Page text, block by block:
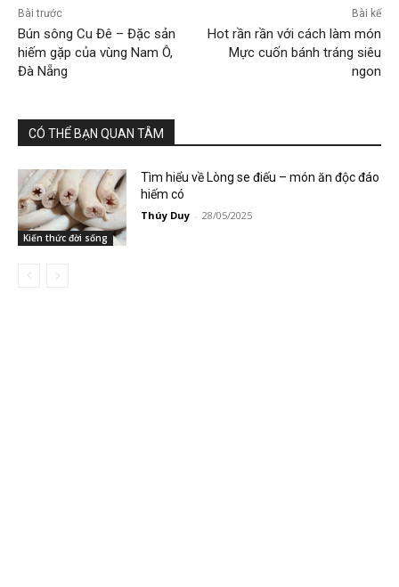
Bài trước
Bún sông Cu Đê – Đặc sản
hiếm gặp của vùng Nam Ô,
Đà Nẵng
Bài kế
Hot rần rần với cách làm món
Mực cuốn bánh tráng siêu
ngon
CÓ THỂ BẠN QUAN TÂM
Kiến thức đời sống
Tìm hiểu về Lòng se điếu – món ăn độc đáo
hiếm có
Thúy Duy - 28/05/2025